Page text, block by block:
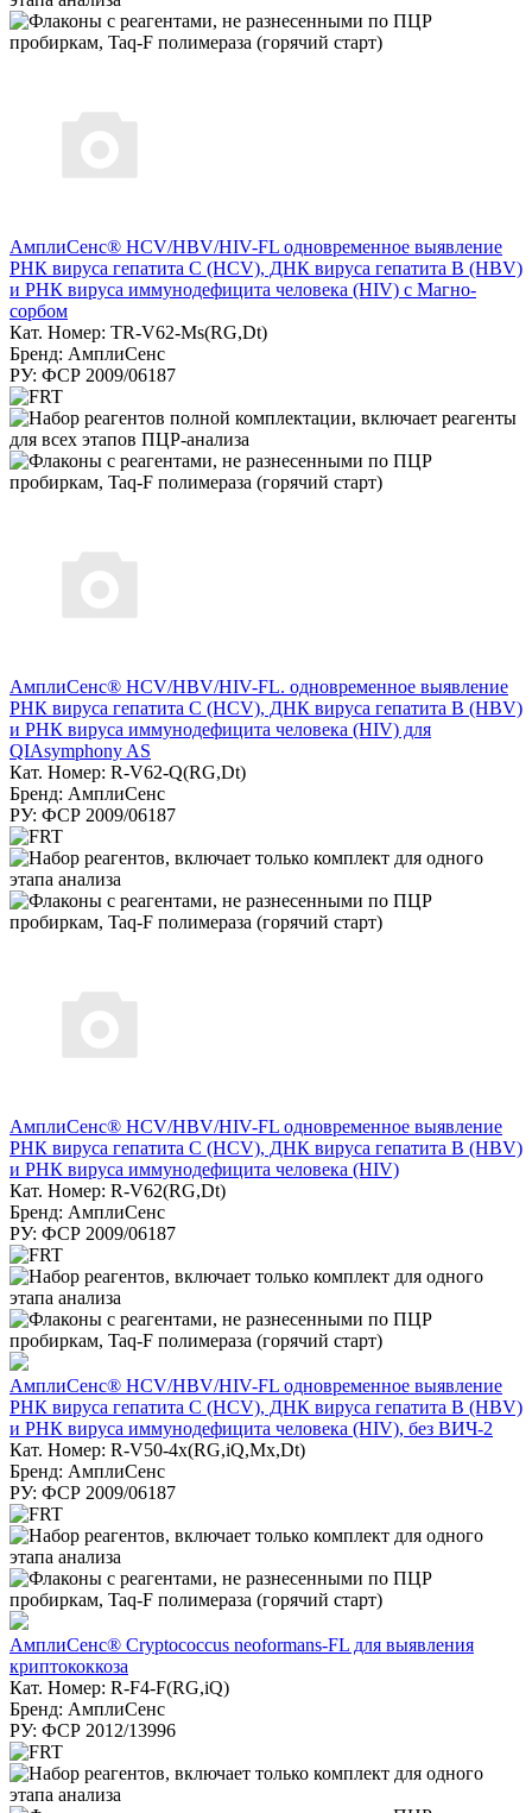
АмплиСенс® HCV/HBV/HIV-FL одновременное выявление
РНК вируса гепатита С (HCV), ДНК вируса гепатита B (HBV)
и РНК вируса иммунодефицита человека (HIV) с Магно-
сорбом
Кат. Номер: TR-V62-Ms(RG,Dt)
Бренд: АмплиСенс
РУ: ФСР 2009/06187
АмплиСенс® HCV/HBV/HIV-FL. одновременное выявление
РНК вируса гепатита С (HCV), ДНК вируса гепатита B (HBV)
и РНК вируса иммунодефицита человека (HIV) для
QIAsymphony AS
Кат. Номер: R-V62-Q(RG,Dt)
Бренд: АмплиСенс
РУ: ФСР 2009/06187
АмплиСенс® HCV/HBV/HIV-FL одновременное выявление
РНК вируса гепатита С (HCV), ДНК вируса гепатита B (HBV)
и РНК вируса иммунодефицита человека (HIV)
Кат. Номер: R-V62(RG,Dt)
Бренд: АмплиСенс
РУ: ФСР 2009/06187
АмплиСенс® HCV/HBV/HIV-FL одновременное выявление
РНК вируса гепатита С (HCV), ДНК вируса гепатита B (HBV)
и РНК вируса иммунодефицита человека (HIV), без ВИЧ-2
Кат. Номер: R-V50-4x(RG,iQ,Mx,Dt)
Бренд: АмплиСенс
РУ: ФСР 2009/06187
АмплиСенс® Cryptococcus neoformans-FL для выявления
криптококкоза
Кат. Номер: R-F4-F(RG,iQ)
Бренд: АмплиСенс
РУ: ФСР 2012/13996